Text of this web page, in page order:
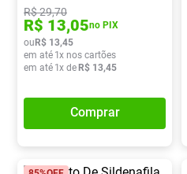
R$29,70
R$ 13,05no PIX
ouR$ 13,45
em até 1x nos cartões
em até 1x deR$ 13,45
Comprar